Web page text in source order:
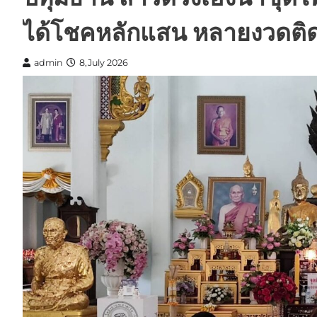
ได้โชคหลักแสน หลายงวดติ
admin 8,July 2026